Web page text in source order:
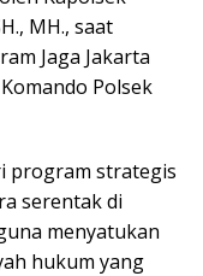
MH., saat
Jaga Jakarta
Polsek
program strategis
serentak di
menyatukan
hukum yang